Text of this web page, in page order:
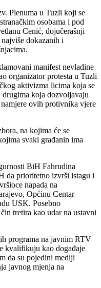
Plenuma u Tuzli koji se
osobama i pod
Cenić, dojučerašnji
dokazanih i
manifest nevladine
organizator protesta u Tuzli
aktivizma licima koja se
koja dozvoljavaju
ovih protivnika vjere
na kojima će se
svaki građanin ima
BiH Fahrudina
da prioritetno izvrši istagu i
napada na
Općinu Centar
USK. Posebno
tretira kao udar na ustavni
programa na javnim RTV
kvalifikuju kao događaje
da su pojedini mediji
javnog mjenja na